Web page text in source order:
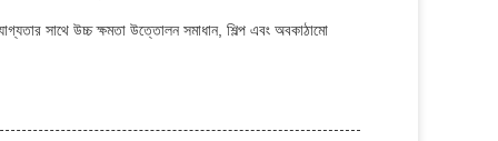
সাথে উচ্চ ক্ষমতা উত্তোলন সমাধান, শিল্প এবং অবকাঠামো